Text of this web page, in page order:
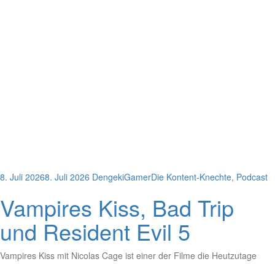
8. Juli 20268. Juli 2026 DengekiGamerDie Kontent-Knechte, Podcast
Vampires Kiss, Bad Trip
und Resident Evil 5
Vampires Kiss mit Nicolas Cage ist einer der Filme die Heutzutage